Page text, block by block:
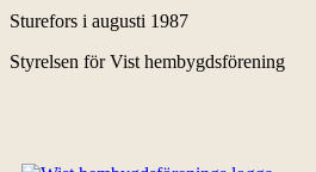
Sturefors i augusti 1987
Styrelsen för Vist hembygdsförening